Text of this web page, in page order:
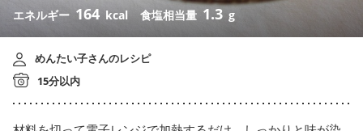
エネルギー 164 kcal 食塩相当量 1.3 g
めんたい子さんのレシピ
15分以内